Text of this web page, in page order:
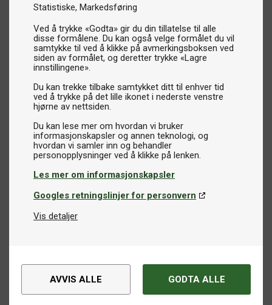
Statistiske Markedsføring
Ved å trykke «Godta» gir du din tillatelse til alle
disse formålene. Du kan også velge formålet du vil
samtykke til ved å klikke på avmerkingsboksen ved
siden av formålet, og deretter trykke «Lagre
innstillingene».
Du kan trekke tilbake samtykket ditt til enhver tid
ved å trykke på det lille ikonet i nederste venstre
hjørne av nettsiden.
Du kan lese mer om hvordan vi bruker
informasjonskapsler og annen teknologi, og
hvordan vi samler inn og behandler
Les mer om informasjonskapsler
Googles retningslinjer for personvern
Vis detaljer
AVVIS ALLE GODTA ALLE
naturlige valget. Her finner du alt fra racketer med
racketer designet for konkurransespill. Disse racketene gir
deg muligheten til å utfordre både deg selv og
motstanderne dine, akkurat som verdenseliten gjør.
Utendørsracketer – for spill året rundt
Trenger du en bordtennisracket som tåler slag, vær og vind
uten å kompromisse med spillegenskaper som skru og
kontroll? Våre utendørsracketer er spesialdesignet for å
tåle tøffe forhold, slik at du kan spille bordtennis hvor som
Ledende merker på markedet
Hos oss finner du bordtennisracketer fra de mest
racketen som passer perfekt for deg.
Utforsk vårt utvalg og finn den perfekte bordtennisracketen